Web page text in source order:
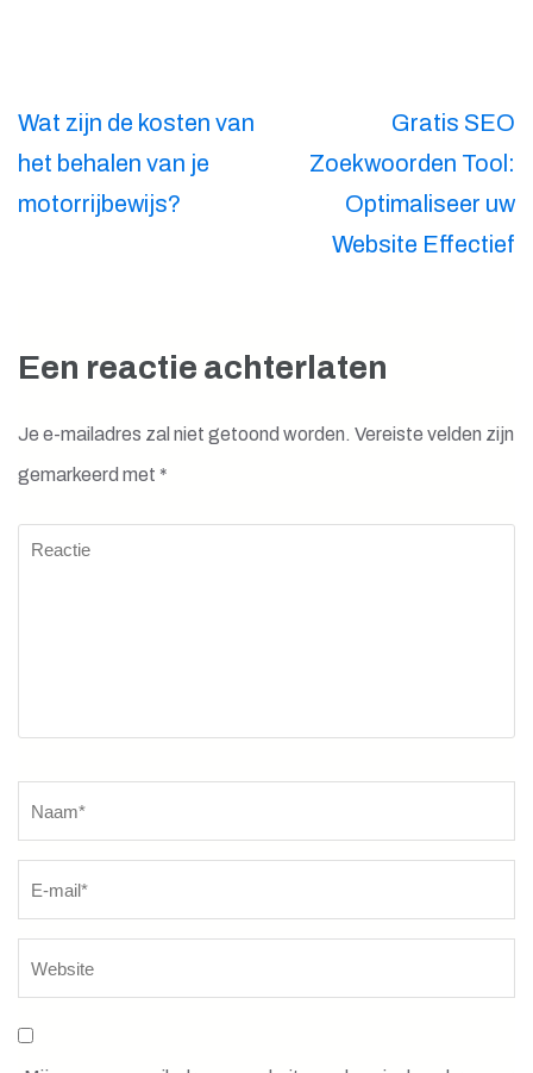
Berichtnavigatie
Wat zijn de kosten van
het behalen van je
motorrijbewijs?
Gratis SEO
Zoekwoorden Tool:
Optimaliseer uw
Website Effectief
Een reactie achterlaten
Je e-mailadres zal niet getoond worden. Vereiste velden zijn
gemarkeerd met *
Reactie